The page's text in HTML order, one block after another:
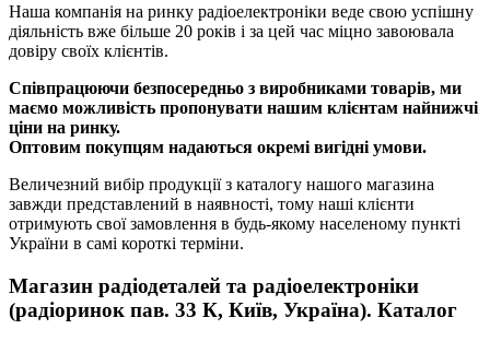
Наша компанія на ринку радіоелектроніки веде свою успішну
діяльність вже більше 20 років і за цей час міцно завоювала
довіру своїх клієнтів.
Співпрацюючи безпосередньо з виробниками товарів, ми
маємо можливість пропонувати нашим клієнтам найнижчі
ціни на ринку.
Оптовим покупцям надаються окремі вигідні умови.
Величезний вибір продукції з каталогу нашого магазина
завжди представлений в наявності, тому наші клієнти
отримують свої замовлення в будь-якому населеному пункті
України в самі короткі терміни.
Магазин радіодеталей та радіоелектроніки
(радіоринок пав. 33 К, Київ, Україна). Каталог